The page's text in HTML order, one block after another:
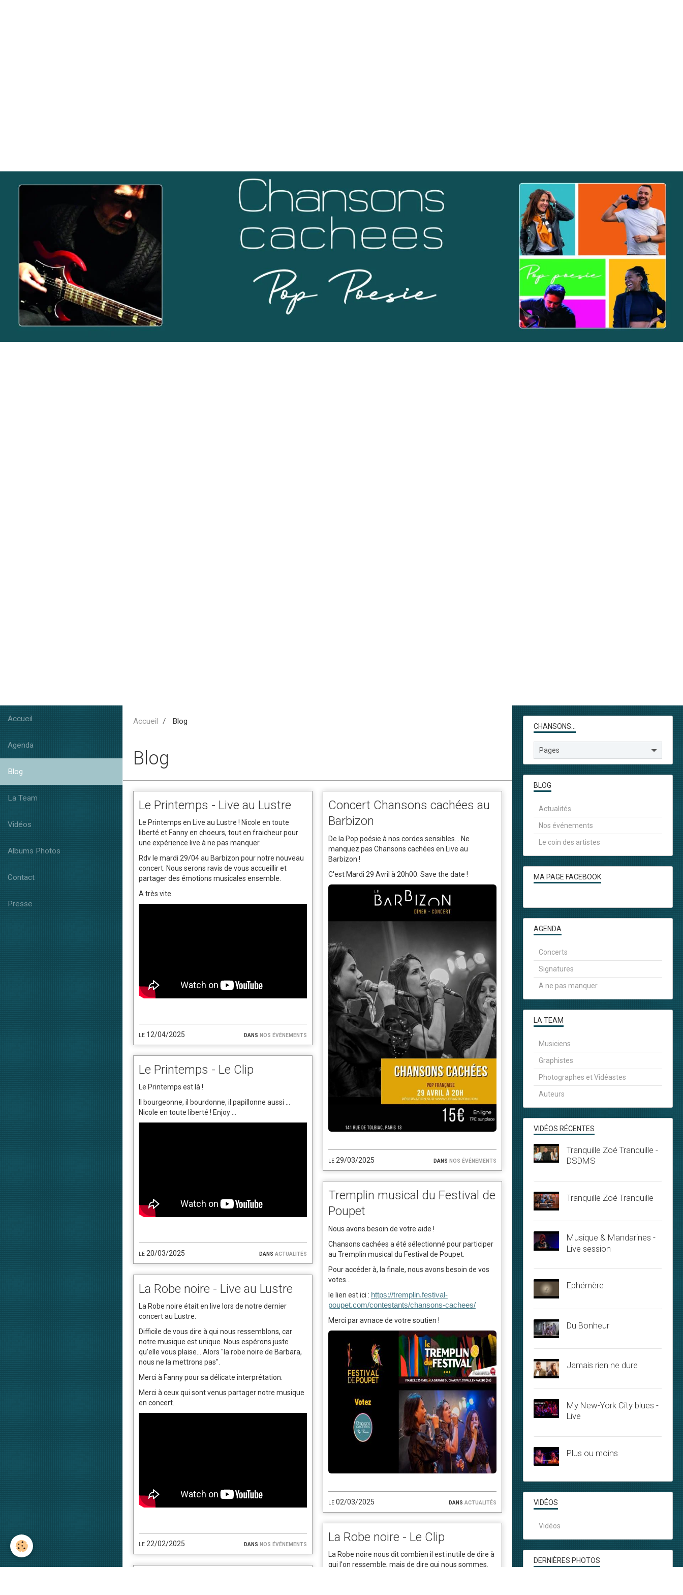
Accueil
Agenda
Blog
La Team
Vidéos
Albums Photos
Contact
Presse
Accueil Blog
Blog
Le Printemps - Live au Lustre
le 12/04/2025 dans nos événements
Le Printemps en Live au Lustre ! Nicole en toute
liberté et Fanny en choeurs, tout en fraicheur pour
une expérience live à ne pas manquer.
Rdv le mardi 29/04 au Barbizon pour notre nouveau
concert. Nous serons ravis de vous accueillir et
partager des émotions musicales ensemble.
A très vite.
Concert Chansons cachées au
Barbizon
le 29/03/2025 dans nos événements
De la Pop poésie à nos cordes sensibles... Ne
manquez pas Chansons cachées en Live au
Barbizon !
C'est Mardi 29 Avril à 20h00. Save the date !
Le Printemps - Le Clip
le 20/03/2025 dans actualités
Le Printemps est là !
Il bourgeonne, il bourdonne, il papillonne aussi ...
Nicole en toute liberté ! Enjoy ...
Tremplin musical du Festival de
Poupet
le 02/03/2025 dans actualités
Nous avons besoin de votre aide !
Chansons cachées a été sélectionné pour participer
au Tremplin musical du Festival de Poupet.
Pour accéder à, la finale, nous avons besoin de vos
votes...
le lien est ici : https://tremplin.festival-
poupet.com/contestants/chansons-cachees/
Merci par avnace de votre soutien !
La Robe noire - Live au Lustre
le 22/02/2025 dans nos événements
La Robe noire était en live lors de notre dernier
concert au Lustre.
Difficile de vous dire à qui nous ressemblons, car
notre musique est unique. Nous espérons juste
qu'elle vous plaise... Alors "la robe noire de Barbara,
nous ne la mettrons pas".
Merci à Fanny pour sa délicate interprétation.
Merci à ceux qui sont venus partager notre musique
en concert.
La Robe noire - Le Clip
La Robe noire nous dit combien il est inutile de dire à
qui l'on ressemble, mais de dire qui nous sommes.
CHANSONS...
BLOG
Actualités
Nos événements
Le coin des artistes
MA PAGE FACEBOOK
AGENDA
Concerts
Signatures
A ne pas manquer
LA TEAM
Musiciens
Graphistes
Photographes et Vidéastes
Auteurs
VIDÉOS RÉCENTES
Tranquille Zoé Tranquille -
DSDMS
Tranquille Zoé Tranquille
Musique & Mandarines -
Live session
Ephémère
Du Bonheur
Jamais rien ne dure
My New-York City blues -
Live
Plus ou moins
VIDÉOS
Vidéos
DERNIÈRES PHOTOS